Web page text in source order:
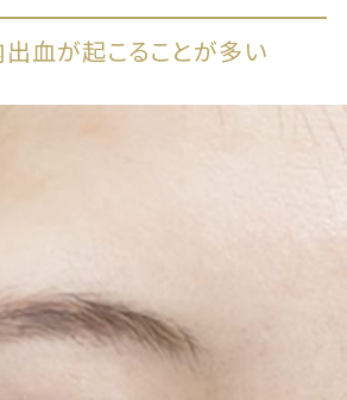
血が起こることが多い